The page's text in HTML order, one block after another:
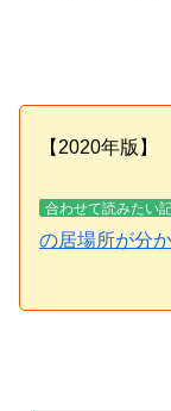
【2020年版】
合わせて読みたい
の居場所が分